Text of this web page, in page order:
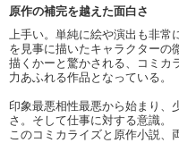
原作の補完を越えた面白さ
上手い。単純に絵や演出も非常
を見事に描いたキャラクターの
描くかーと驚かされる、コミカ
力あふれる作品となっている。
印象最悪相性最悪から始まり、
さ。そして仕事に対する意識。
このコミカライズと原作小説、